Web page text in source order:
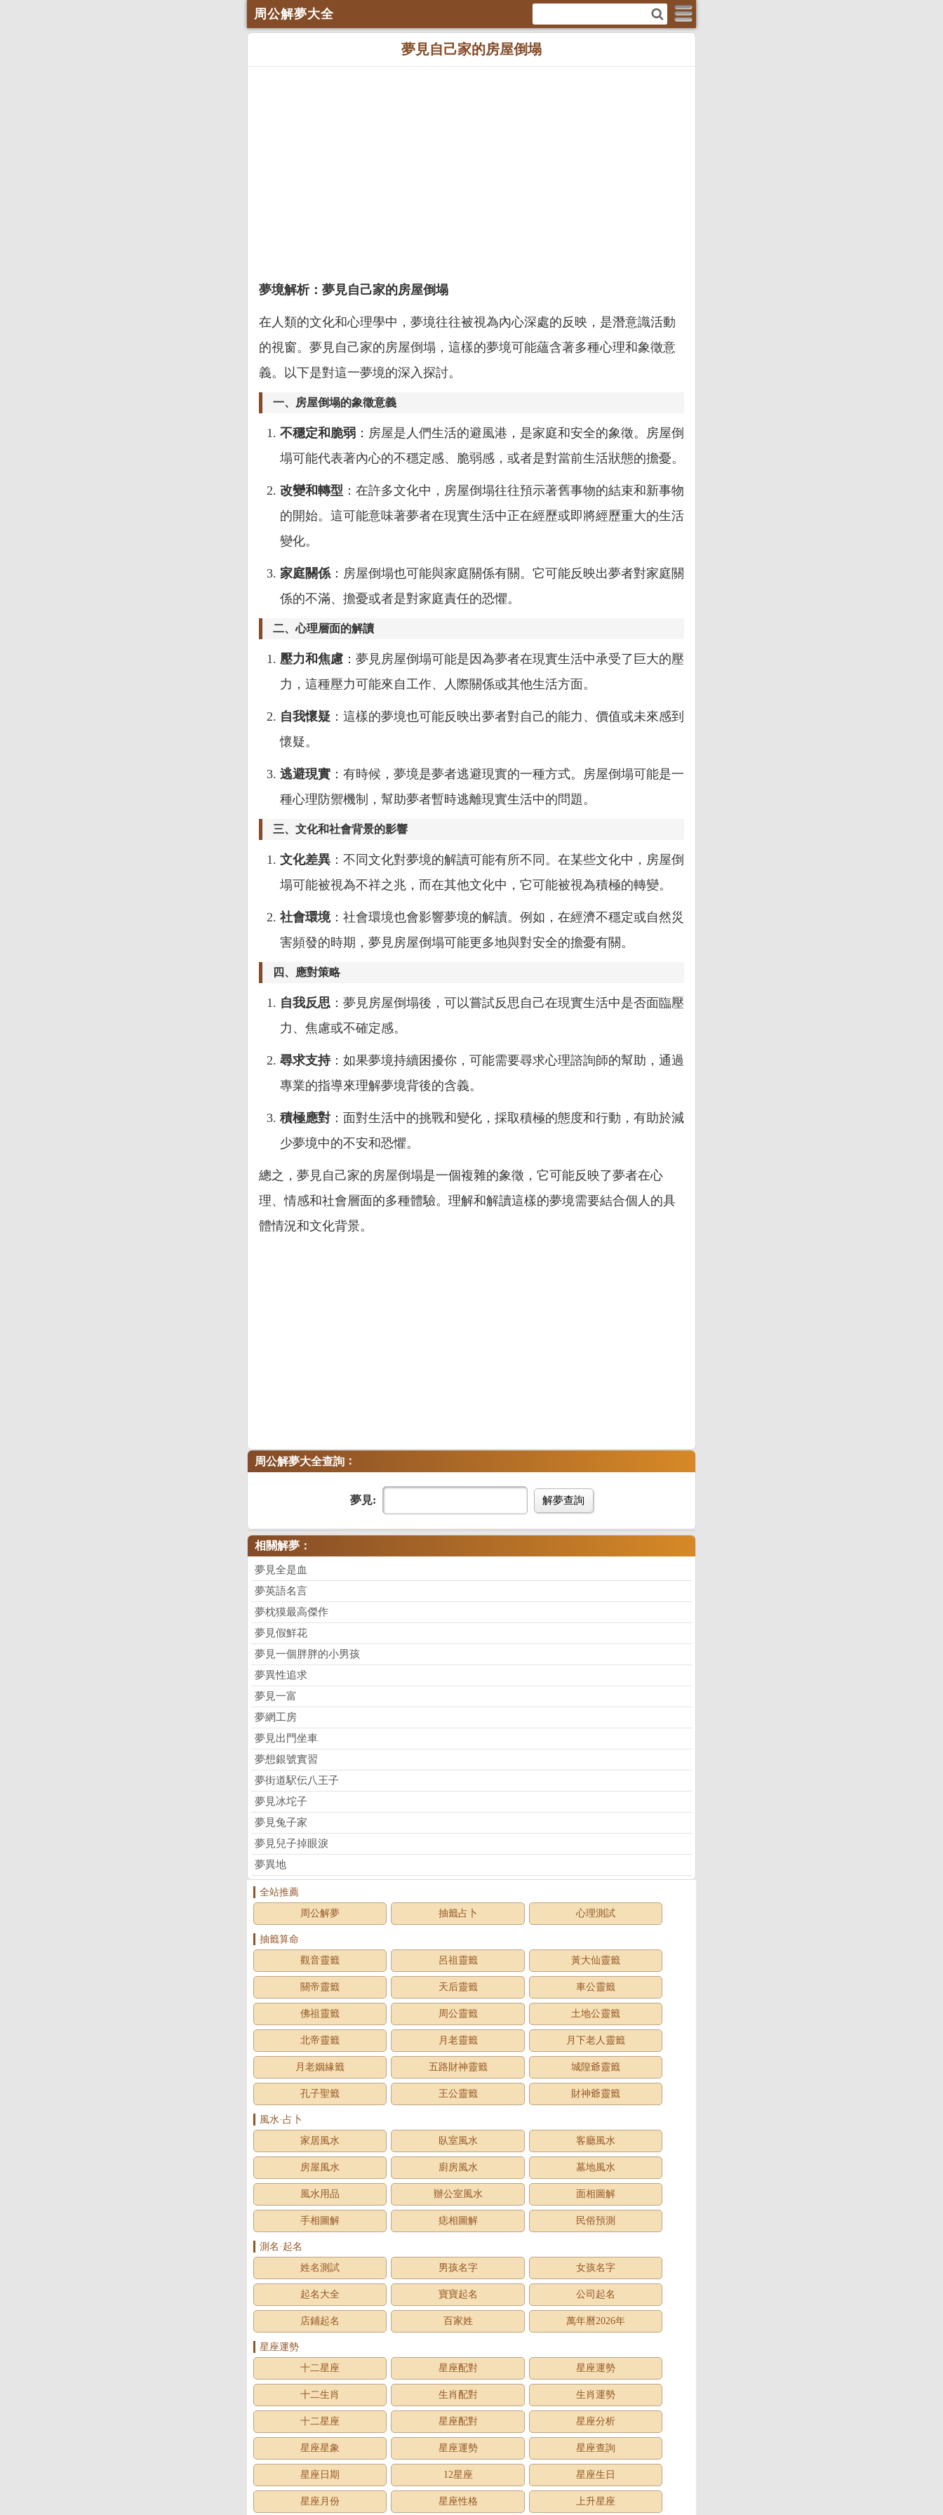
周公解夢大全
夢見自己家的房屋倒塌
夢境解析：夢見自己家的房屋倒塌
在人類的文化和心理學中，夢境往往被視為內心深處的反映，是潛意識活動
的視窗。夢見自己家的房屋倒塌，這樣的夢境可能蘊含著多種心理和象徵意
義。以下是對這一夢境的深入探討。
一、房屋倒塌的象徵意義
不穩定和脆弱 ：房屋是人們生活的避風港，是家庭和安全的象徵。房屋倒
塌可能代表著內心的不穩定感、脆弱感，或者是對當前生活狀態的擔憂。
改變和轉型 ：在許多文化中，房屋倒塌往往預示著舊事物的結束和新事物
的開始。這可能意味著夢者在現實生活中正在經歷或即將經歷重大的生活
變化。
家庭關係：房屋倒塌也可能與家庭關係有關。它可能反映出夢者對家庭關
係的不滿、擔憂或者是對家庭責任的恐懼。
二、心理層面的解讀
壓力和焦慮 ：夢見房屋倒塌可能是因為夢者在現實生活中承受了巨大的壓
力，這種壓力可能來自工作、人際關係或其他生活方面。
自我懷疑 ：這樣的夢境也可能反映出夢者對自己的能力、價值或未來感到
懷疑。
逃避現實 ：有時候，夢境是夢者逃避現實的一種方式。房屋倒塌可能是一
種心理防禦機制，幫助夢者暫時逃離現實生活中的問題。
三、文化和社會背景的影響
文化差異 ：不同文化對夢境的解讀可能有所不同。在某些文化中，房屋倒
塌可能被視為不祥之兆，而在其他文化中，它可能被視為積極的轉變。
社會環境：社會環境也會影響夢境的解讀。例如，在經濟不穩定或自然災
害頻發的時期，夢見房屋倒塌可能更多地與對安全的擔憂有關。
四、應對策略
自我反思 ：夢見房屋倒塌後，可以嘗試反思自己在現實生活中是否面臨壓
力、焦慮或不確定感。
尋求支持：如果夢境持續困擾你，可能需要尋求心理諮詢師的幫助，通過
專業的指導來理解夢境背後的含義。
積極應對 ：面對生活中的挑戰和變化，採取積極的態度和行動，有助於減
少夢境中的不安和恐懼。
總之，夢見自己家的房屋倒塌是一個複雜的象徵，它可能反映了夢者在心
理、情感和社會層面的多種體驗。理解和解讀這樣的夢境需要結合個人的具
體情況和文化背景。
周公解夢大全查詢 ：
夢見: 解夢查詢
相關解夢：
夢見全是血
夢英語名言
夢枕獏最高傑作
夢見假鮮花
夢見一個胖胖的小男孩
夢異性追求
夢見一富
夢網工房
夢見出門坐車
夢想銀號實習
夢街道駅伝八王子
夢見冰坨子
夢見兔子家
夢見兒子掉眼淚
夢異地
全站推薦
周公解夢
抽籤占卜 心理測試
抽籤算命
觀音靈籤
呂祖靈籤 黃大仙靈籤
關帝靈籤 天后靈籤 車公靈籤
佛祖靈籤 周公靈籤 土地公靈籤
北帝靈籤 月老靈籤 月下老人靈籤
月老姻緣籤 五路財神靈籤 城隍爺靈籤
孔子聖籤 王公靈籤 財神爺靈籤
風水·占卜
家居風水
臥室風水 客廳風水
房屋風水 廚房風水 墓地風水
風水用品 辦公室風水 面相圖解
手相圖解 痣相圖解 民俗預測
測名·起名
姓名測試
男孩名字 女孩名字
起名大全 寶寶起名 公司起名
店鋪起名 百家姓 萬年曆2026年
星座運勢
十二星座
星座配對 星座運勢
十二生肖 生肖配對 生肖運勢
十二星座 星座配對 星座分析
星座星象 星座運勢 星座查詢
星座日期 12星座 星座生日
星座月份 星座性格 上升星座